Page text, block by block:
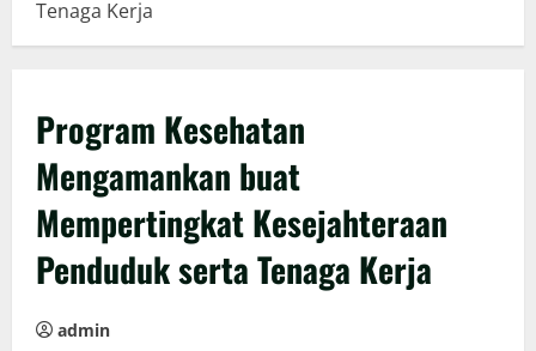
Tenaga Kerja
Program Kesehatan
Mengamankan buat
Mempertingkat Kesejahteraan
Penduduk serta Tenaga Kerja
admin